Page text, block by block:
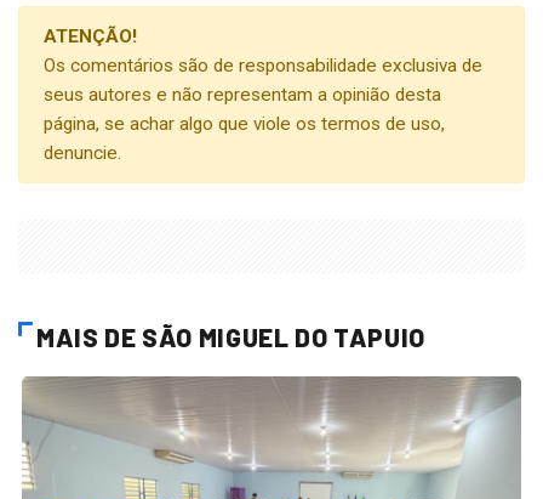
ATENÇÃO!
Os comentários são de responsabilidade exclusiva de
seus autores e não representam a opinião desta
página, se achar algo que viole os termos de uso,
denuncie.
MAIS DE SÃO MIGUEL DO TAPUIO